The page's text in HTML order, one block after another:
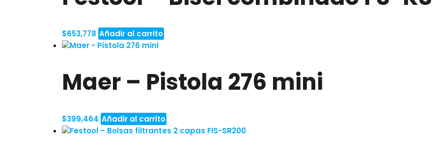
$653,778 Añadir al carrito
Maer – Pistola 276 mini
$399,464 Añadir al carrito